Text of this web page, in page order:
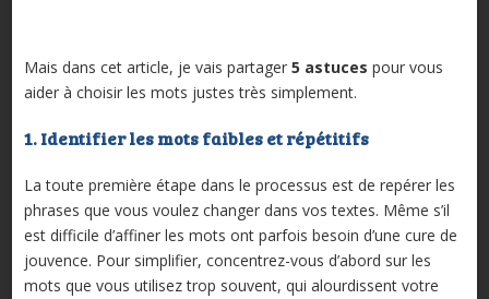
Mais dans cet article, je vais partager 5 astuces pour vous
aider à choisir les mots justes très simplement.
1. Identifier les mots faibles et répétitifs
La toute première étape dans le processus est de repérer les
phrases que vous voulez changer dans vos textes. Même s’il
est difficile d’affiner les mots ont parfois besoin d’une cure de
jouvence. Pour simplifier, concentrez-vous d’abord sur les
mots que vous utilisez trop souvent, qui alourdissent votre